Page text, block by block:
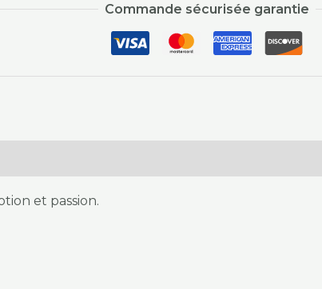
Commande sécurisée garantie
et passion.